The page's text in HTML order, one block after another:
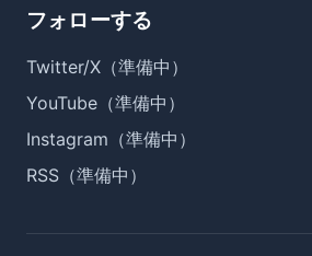
フォローする
Twitter/X（準備中）
YouTube（準備中）
Instagram（準備中）
RSS（準備中）